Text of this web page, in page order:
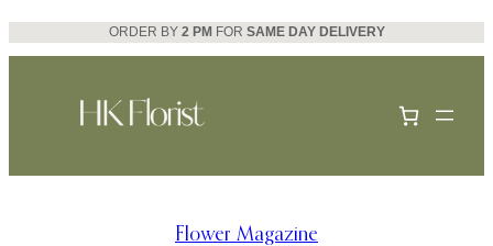
Skip
to
ORDER BY 2 PM FOR SAME DAY DELIVERY
Flower Magazine